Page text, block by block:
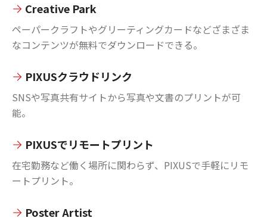
Creative Park
ペーパークラフトやグリーティングカードなどざまざま
なコンテンツが無料でダウンロードできる。
PIXUSクラウドリンク
SNSや写真共有サイトから写真や文書のプリントが可
能。
PIXUSでリモートプリント
在宅勤務など働く場所に関わらず、PIXUSで手軽にリモ
ートプリント。
Poster Artist